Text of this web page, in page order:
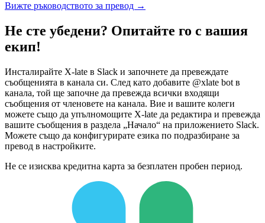
Вижте ръководството за превод →
Не сте убедени? Опитайте го с вашия
екип!
Инсталирайте X-late в Slack и започнете да превеждате
съобщенията в канала си. След като добавите @xlate bot в
канала, той ще започне да превежда всички входящи
съобщения от членовете на канала. Вие и вашите колеги
можете също да упълномощите X-late да редактира и превежда
вашите съобщения в раздела „Начало“ на приложението Slack.
Можете също да конфигурирате езика по подразбиране за
превод в настройките.
Не се изисква кредитна карта за безплатен пробен период.